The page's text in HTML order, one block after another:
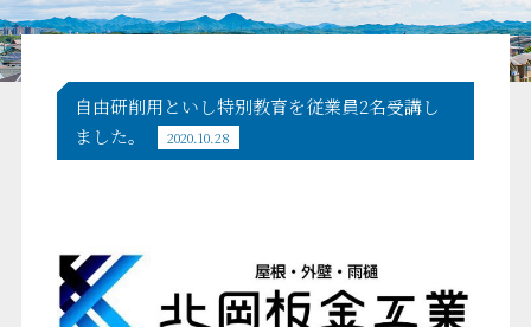
自由研削用といし特別教育を従業員2名受講し
ました。
2020.10.28